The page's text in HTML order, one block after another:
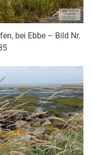
bei Ebbe – Bild Nr.